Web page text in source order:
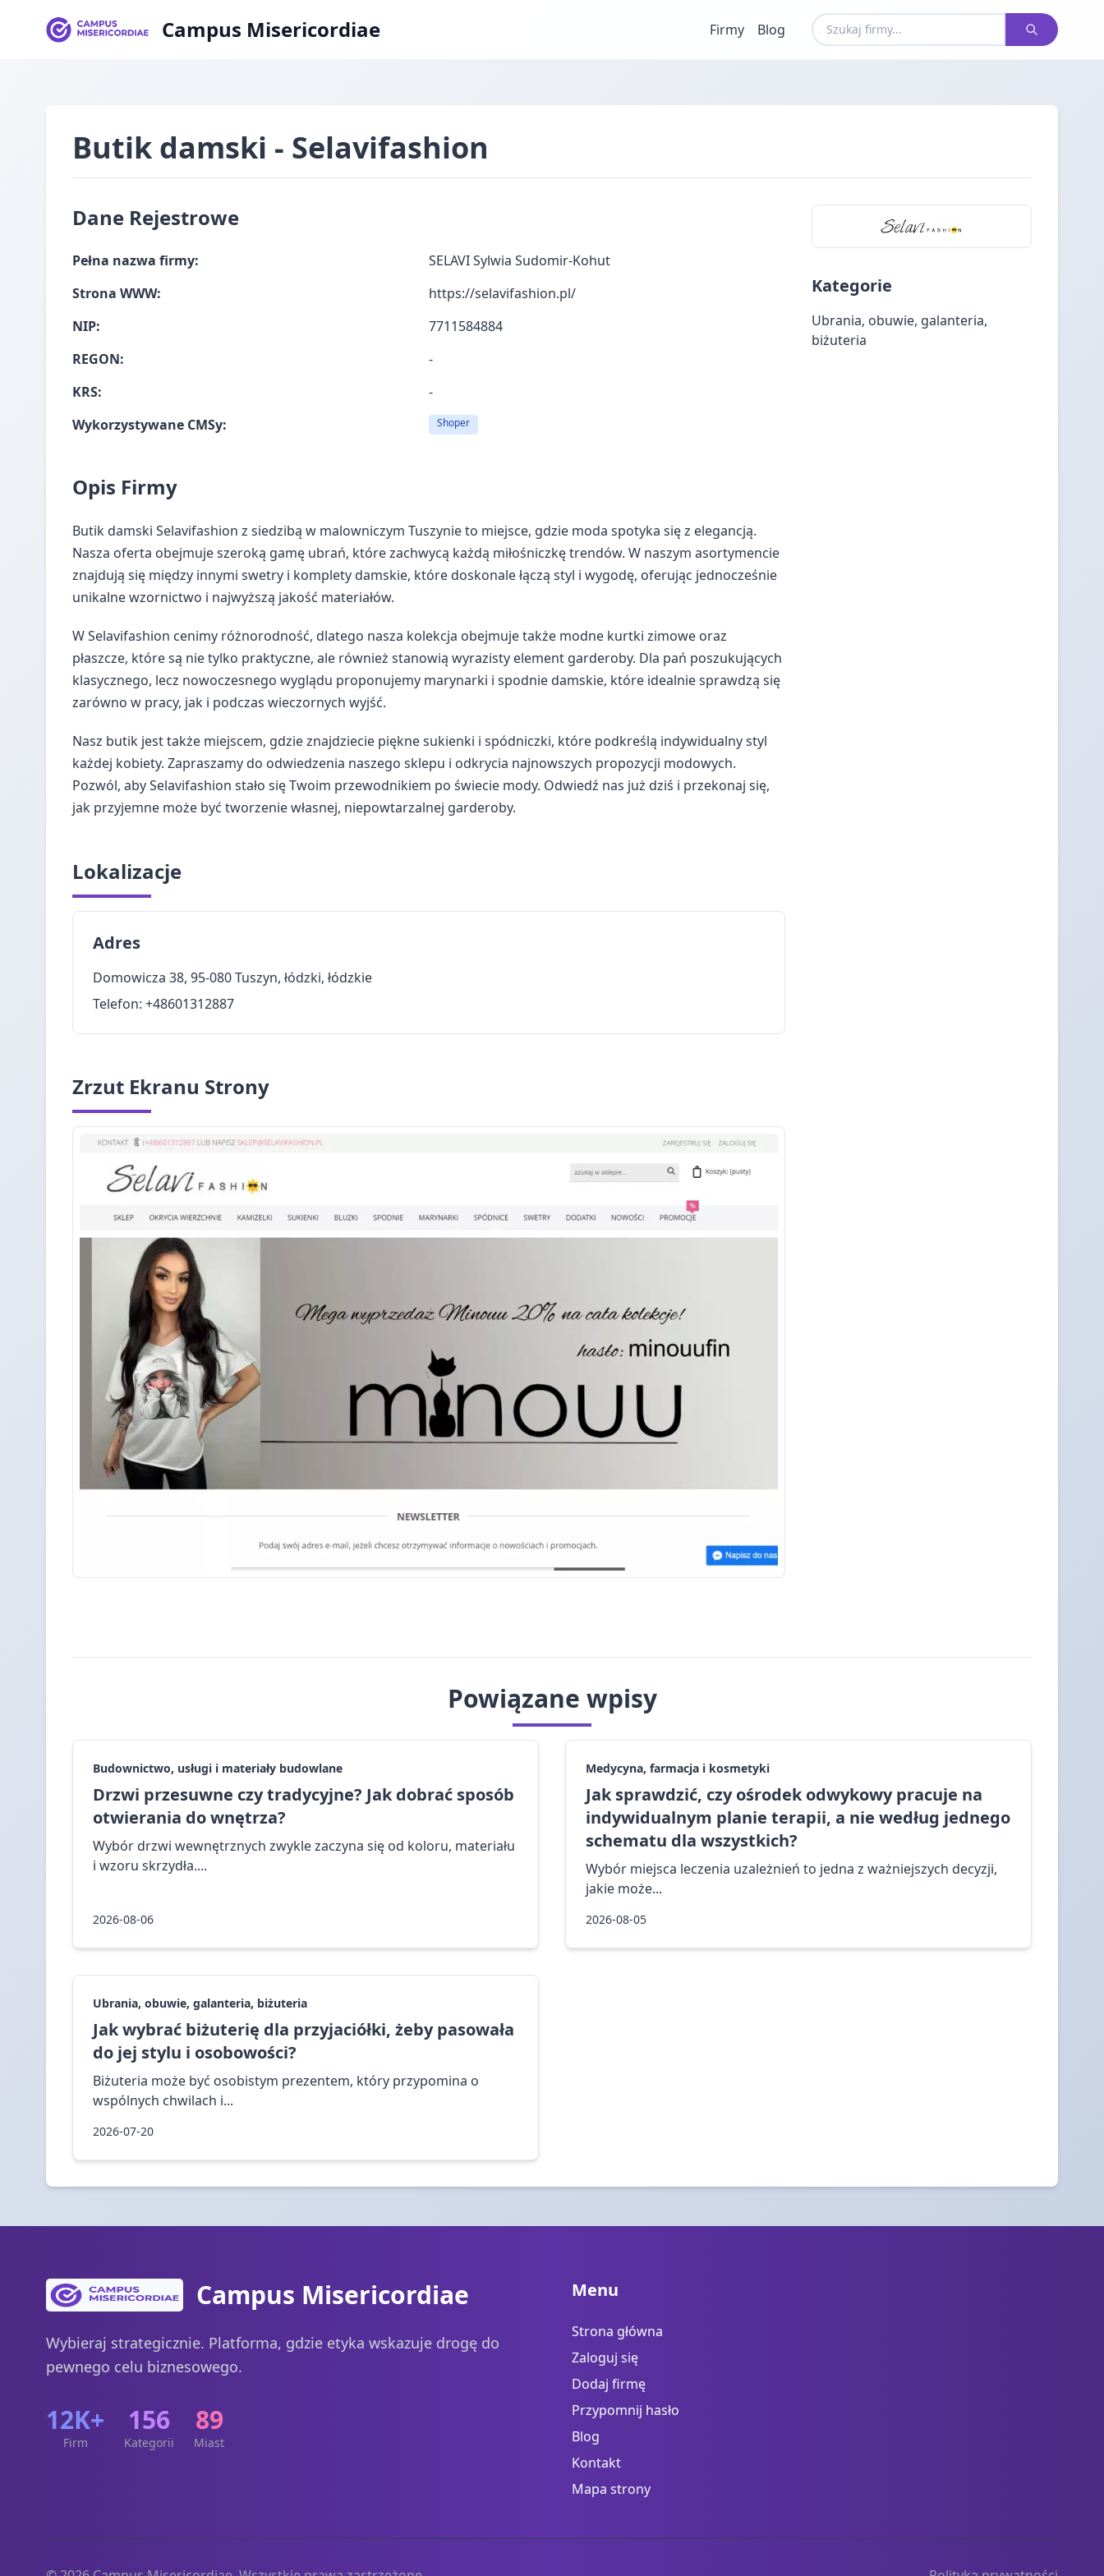
Campus Misericordiae Firmy Blog
Butik damski - Selavifashion
Kategorie
Ubrania, obuwie, galanteria,
biżuteria
Dane Rejestrowe
Pełna nazwa firmy:
SELAVI Sylwia Sudomir-Kohut
Strona WWW:
https://selavifashion.pl/
NIP:
7711584884
REGON:
-
KRS:
-
Wykorzystywane CMSy:
Shoper
Opis Firmy
Butik damski Selavifashion z siedzibą w malowniczym Tuszynie to miejsce, gdzie moda spotyka się z elegancją.
Nasza oferta obejmuje szeroką gamę ubrań, które zachwycą każdą miłośniczkę trendów. W naszym asortymencie
znajdują się między innymi swetry i komplety damskie, które doskonale łączą styl i wygodę, oferując jednocześnie
unikalne wzornictwo i najwyższą jakość materiałów.
W Selavifashion cenimy różnorodność, dlatego nasza kolekcja obejmuje także modne kurtki zimowe oraz
płaszcze, które są nie tylko praktyczne, ale również stanowią wyrazisty element garderoby. Dla pań poszukujących
klasycznego, lecz nowoczesnego wyglądu proponujemy marynarki i spodnie damskie, które idealnie sprawdzą się
zarówno w pracy, jak i podczas wieczornych wyjść.
Nasz butik jest także miejscem, gdzie znajdziecie piękne sukienki i spódniczki, które podkreślą indywidualny styl
każdej kobiety. Zapraszamy do odwiedzenia naszego sklepu i odkrycia najnowszych propozycji modowych.
Pozwól, aby Selavifashion stało się Twoim przewodnikiem po świecie mody. Odwiedź nas już dziś i przekonaj się,
jak przyjemne może być tworzenie własnej, niepowtarzalnej garderoby.
Lokalizacje
Adres
Domowicza 38, 95-080 Tuszyn, łódzki, łódzkie
Telefon: +48601312887
Zrzut Ekranu Strony
Powiązane wpisy
Budownictwo, usługi i materiały budowlane
Drzwi przesuwne czy tradycyjne? Jak dobrać sposób
otwierania do wnętrza?
Wybór drzwi wewnętrznych zwykle zaczyna się od koloru, materiału
i wzoru skrzydła....
2026-08-06
Medycyna, farmacja i kosmetyki
Jak sprawdzić, czy ośrodek odwykowy pracuje na
indywidualnym planie terapii, a nie według jednego
schematu dla wszystkich?
Wybór miejsca leczenia uzależnień to jedna z ważniejszych decyzji,
jakie może...
2026-08-05
Ubrania, obuwie, galanteria, biżuteria
Jak wybrać biżuterię dla przyjaciółki, żeby pasowała
do jej stylu i osobowości?
Biżuteria może być osobistym prezentem, który przypomina o
wspólnych chwilach i...
2026-07-20
Campus Misericordiae
Wybieraj strategicznie. Platforma, gdzie etyka wskazuje drogę do
pewnego celu biznesowego.
12K+
Firm
156
Kategorii
89
Miast
Menu
Strona główna
Zaloguj się
Dodaj firmę
Przypomnij hasło
Blog
Kontakt
Mapa strony